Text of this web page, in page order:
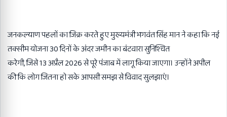
जनकल्याण पहलों का जिक्र करते हुए मुख्यमंत्री भगवंत सिंह मान ने कहा कि नई
तक्सीम योजना30दिनों के अंदर जमीन का बंटवारा सुनिश्चित
करेगी,जिसे13अप्रैल2026से पूरे पंजाब में लागू किया जाएगा। उन्होंने अपील
की कि लोग जितना हो सके आपसी समझ से विवाद सुलझाएं।